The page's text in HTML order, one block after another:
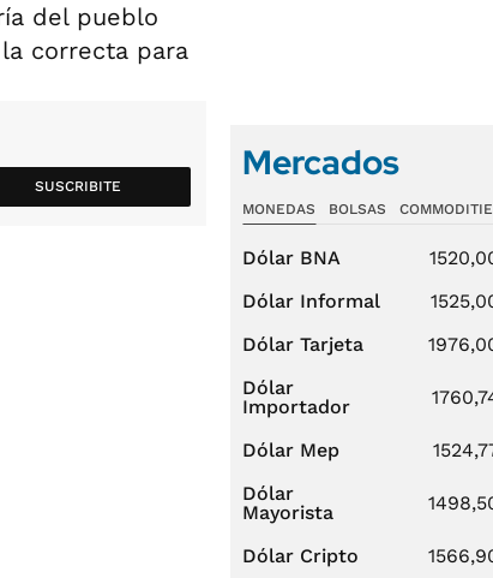
del pueblo
correcta para
SUSCRIBITE
Mercados
MONEDAS BOLSAS
Dólar BNA
Dólar Informal
Dólar Tarjeta
Dólar
Importador
Dólar Mep
Dólar
Mayorista
Dólar Cripto